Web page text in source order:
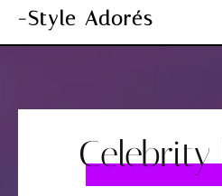
-Style Adorés